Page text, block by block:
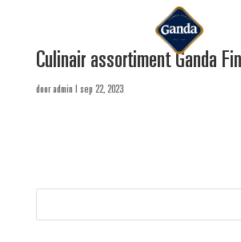
Culinair assortiment Ganda
dooradmin | sep 22, 2023